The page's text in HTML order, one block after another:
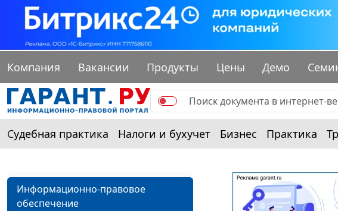
Компания Вакансии Продукты Цены Демо
Судебная практика Налоги и бухучет Бизнес Практика
Информационно-правовое
обеспечение